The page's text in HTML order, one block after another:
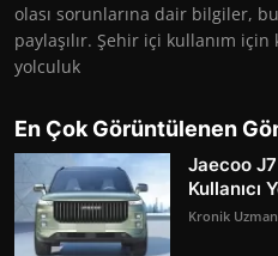
olası sorunlarına dair bilgiler,
paylaşılır. Şehir içi kullanım
yolculuk
En Çok Görüntülenen
Jaecoo
Kullanıcı
Kronik